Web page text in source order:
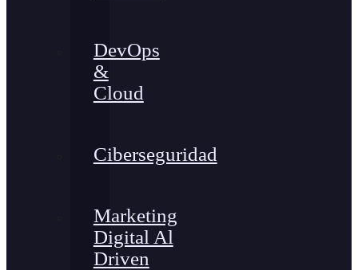
DevOps
&
Cloud
Ciberseguridad
Marketing
Digital Al
Driven